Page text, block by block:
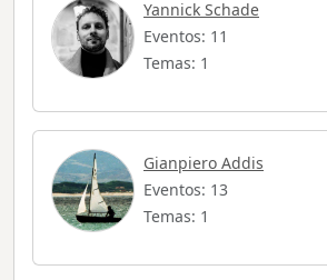
Yannick Schade
Eventos: 11
Temas: 1
Gianpiero Addis
Eventos: 13
Temas: 1